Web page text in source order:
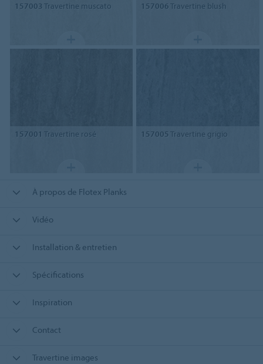
157003 Travertine muscato 157006Travertine blush
157001 Travertine rosé 157005 Travertine grigio
À propos de Flotex Planks
Vidéo
Installation & entretien
Spécifications
Inspiration
Contact
Travertine images